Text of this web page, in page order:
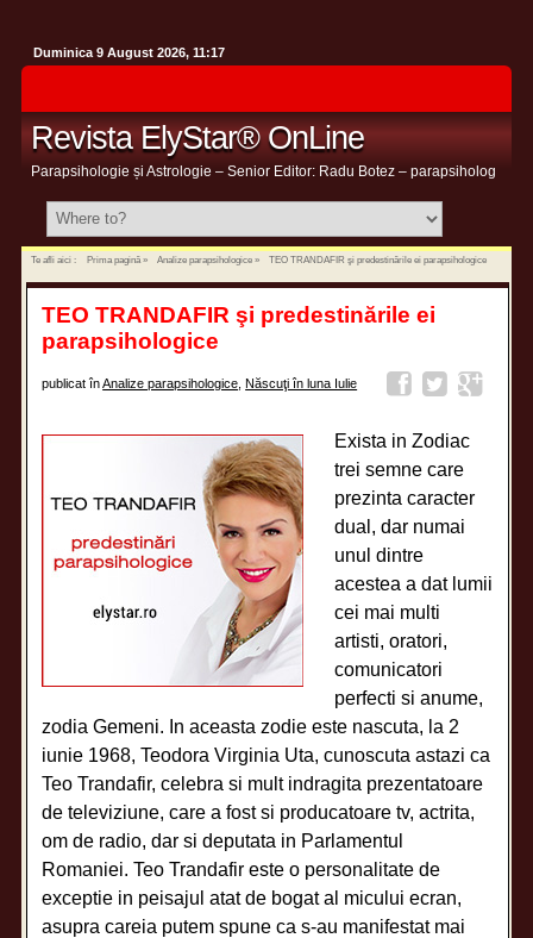
Duminica 9 August 2026, 11:17
Revista ElyStar® OnLine
Parapsihologie și Astrologie – Senior Editor: Radu Botez – parapsiholog
Te afli aici : Prima pagină» Analize parapsihologice» TEO TRANDAFIR şi predestinările ei parapsihologice
TEO TRANDAFIR şi predestinările ei
parapsihologice
publicat înAnalize parapsihologice ,Născuţi în luna Iulie
Exista in Zodiac
trei semne care
prezinta caracter
dual, dar numai
unul dintre
acestea a dat lumii
cei mai multi
artisti, oratori,
comunicatori
perfecti si anume,
zodia Gemeni. In aceasta zodie este nascuta, la 2
iunie 1968, Teodora Virginia Uta, cunoscuta astazi ca
Teo Trandafir, celebra si mult indragita prezentatoare
de televiziune, care a fost si producatoare tv, actrita,
om de radio, dar si deputata in Parlamentul
Romaniei. Teo Trandafir este o personalitate de
exceptie in peisajul atat de bogat al micului ecran,
asupra careia putem spune ca s-au manifestat mai